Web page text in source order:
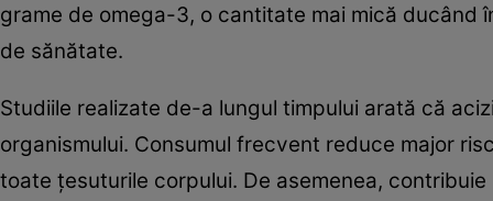
grame de omega-3, o cantitate mai mică ducând
de sănătate.
Studiile realizate de-a lungul timpului arată că
organismului. Consumul frecvent reduce major
toate ţesuturile corpului. De asemenea,